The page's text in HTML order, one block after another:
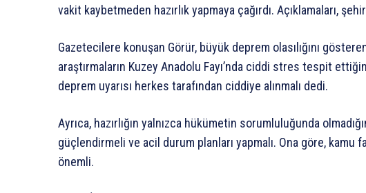
vakit kaybetmeden hazırlık yapmaya çağırdı. Açıklamaları,
Gazetecilere konuşan Görür, büyük deprem olasılığını
araştırmaların Kuzey Anadolu Fayı’nda ciddi stres tespit
deprem uyarısı herkes tarafından ciddiye alınmalı dedi.
Ayrıca, hazırlığın yalnızca hükümetin sorumluluğunda
güçlendirmeli ve acil durum planları yapmalı. Ona göre, kamu
önemli.